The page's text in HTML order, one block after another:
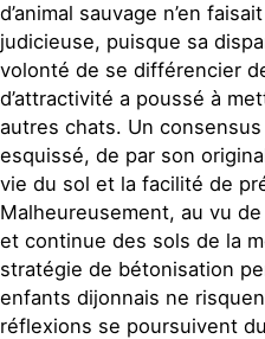
d’animal sauvage n’en
judicieuse, puisque sa
volonté de se différencier
d’attractivité a poussé à
autres chats. Un
esquissé, de par son
vie du sol et la facilité de
Malheureusement, au vu
et continue des sols de la
stratégie de bétonisation
enfants dijonnais ne
réflexions se poursuivent